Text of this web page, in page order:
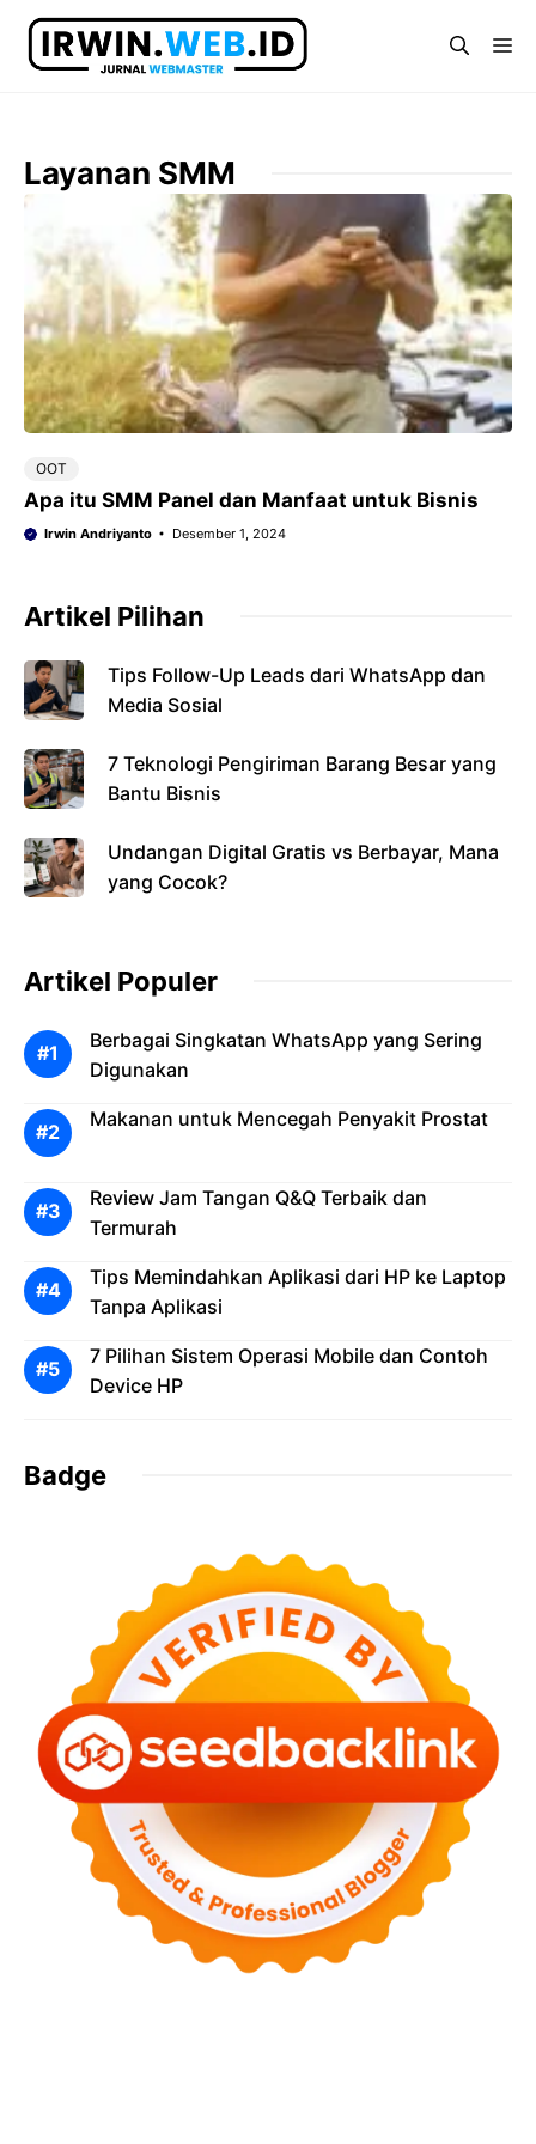
Langsung
Layanan SMM
OOT
Apa itu SMM Panel dan Manfaat untuk Bisnis
Irwin Andriyanto Desember 1, 2024
Artikel Pilihan
Tips Follow-Up Leads dari WhatsApp dan
Media Sosial
7 Teknologi Pengiriman Barang Besar yang
Bantu Bisnis
Undangan Digital Gratis vs Berbayar, Mana
yang Cocok?
Artikel Populer
Berbagai Singkatan WhatsApp yang Sering
Digunakan
Makanan untuk Mencegah Penyakit Prostat
Review Jam Tangan Q&Q Terbaik dan
Termurah
Tips Memindahkan Aplikasi dari HP ke Laptop
Tanpa Aplikasi
7 Pilihan Sistem Operasi Mobile dan Contoh
Device HP
Badge